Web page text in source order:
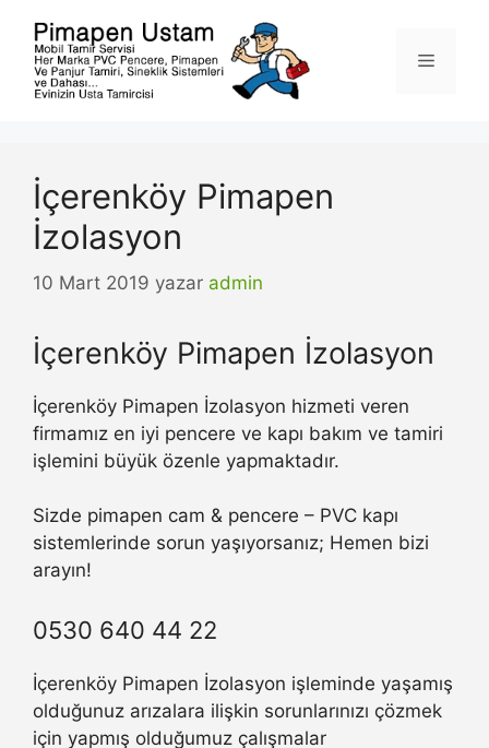
Menü
İçerenköy Pimapen
İzolasyon
10 Mart 2019 yazar admin
İçerenköy Pimapen İzolasyon
İçerenköy Pimapen İzolasyon hizmeti veren
firmamız en iyi pencere ve kapı bakım ve tamiri
işlemini büyük özenle yapmaktadır.
Sizde pimapen cam & pencere – PVC kapı
sistemlerinde sorun yaşıyorsanız; Hemen bizi
arayın!
0530 640 44 22
İçerenköy Pimapen İzolasyon işleminde yaşamış
olduğunuz arızalara ilişkin sorunlarınızı çözmek
için yapmış olduğumuz çalışmalar